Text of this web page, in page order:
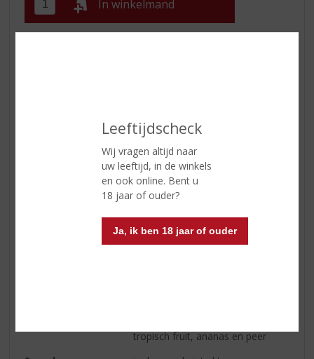
Leeftijdscheck
Wij vragen altijd naar
uw leeftijd, in de winkels
en ook online. Bent u
18 jaar of ouder?
Ja, ik ben 18 jaar of ouder
In winkelmand
Central Valley
Sauvignon Blanc
75 CL
Alcoholpercentage
13% vol
Wit
Smaaktype Wijn
Fris & Droog
tropisch fruit, ananas en peer